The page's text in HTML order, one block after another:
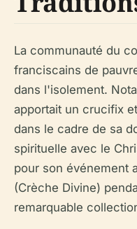
La communauté du
franciscains de
dans l'isolement.
apportait un crucifix
dans le cadre de sa
spirituelle avec le
pour son événement
(Crèche Divine)
remarquable